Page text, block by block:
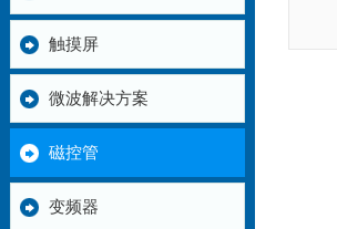
触摸屏
微波解决方案
磁控管
变频器